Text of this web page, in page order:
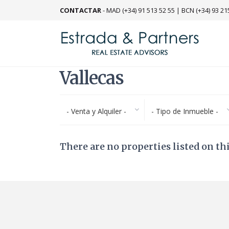
CONTACTAR-MAD (+34) 91 513 52 55 | BCN (+34) 93
Vallecas
- Venta y Alquiler - - Tipo de Inmueble -
There are no properties listed on